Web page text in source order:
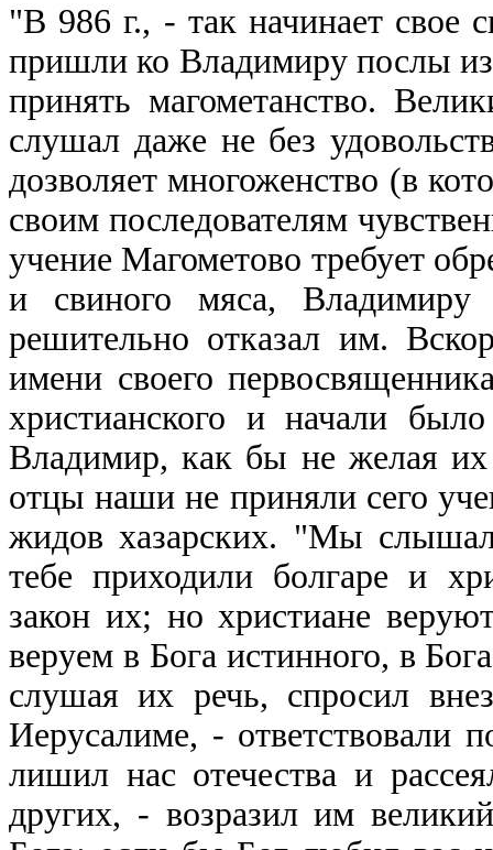
"В 986 г., - так начинает свое
пришли ко Владимиру послы
принять магометанство.
слушал даже не без
дозволяет многоженство (в
своим последователям
учение Магометово требует
и свиного мяса,
решительно отказал им.
имени своего
христианского и начали
Владимир, как бы не желая
отцы наши не приняли сего
жидов хазарских. "Мы
тебе приходили болгаре и
закон их; но христиане
веруем в Бога истинного, в
слушая их речь, спросил
Иерусалиме, -
лишил нас отечества и
других, - возразил им